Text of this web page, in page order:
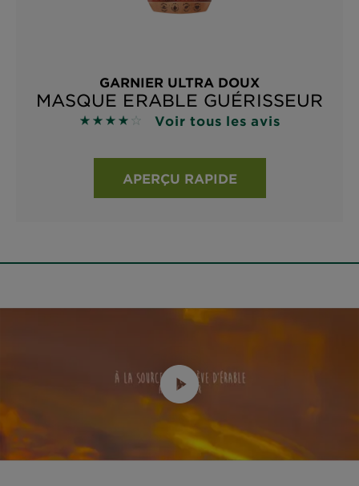
GARNIER ULTRA DOUX
MASQUE ERABLE GUÉRISSEUR
4 sur 5 étoiles basé sur les avis
Voir tous les avis
APERÇU RAPIDE